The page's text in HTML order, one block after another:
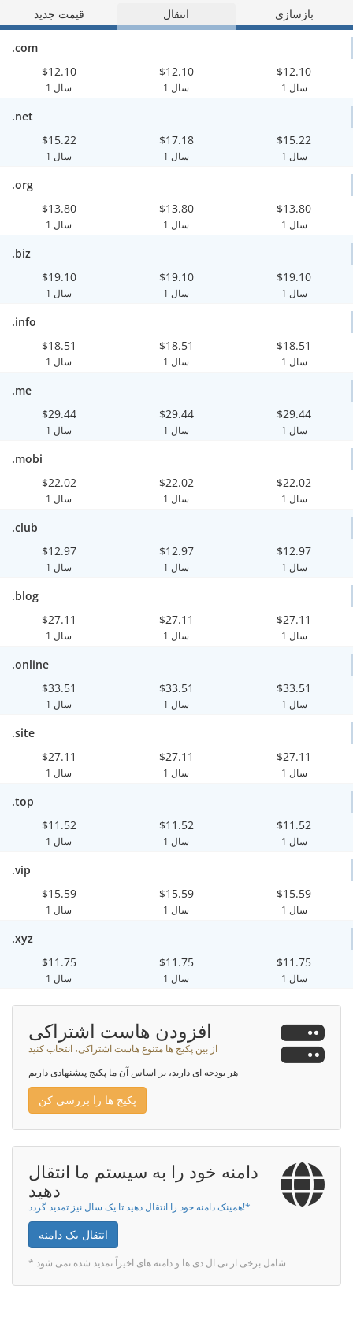
قیمت جدید
انتقال بازسازی
.com
$12.10
1 سال
$12.10
1 سال
$12.10
1 سال
.net
$15.22
1 سال
$17.18
1 سال
$15.22
1 سال
.org
$13.80
1 سال
$13.80
1 سال
$13.80
1 سال
.biz
$19.10
1 سال
$19.10
1 سال
$19.10
1 سال
.info
$18.51
1 سال
$18.51
1 سال
$18.51
1 سال
.me
$29.44
1 سال
$29.44
1 سال
$29.44
1 سال
.mobi
$22.02
1 سال
$22.02
1 سال
$22.02
1 سال
.club
$12.97
1 سال
$12.97
1 سال
$12.97
1 سال
.blog
$27.11
1 سال
$27.11
1 سال
$27.11
1 سال
.online
$33.51
1 سال
$33.51
1 سال
$33.51
1 سال
.site
$27.11
1 سال
$27.11
1 سال
$27.11
1 سال
.top
$11.52
1 سال
$11.52
1 سال
$11.52
1 سال
.vip
$15.59
1 سال
$15.59
1 سال
$15.59
1 سال
.xyz
$11.75
1 سال
$11.75
1 سال
$11.75
1 سال
افزودن هاست اشتراکی
از بین پکیج ها متنوع هاست اشتراکی، انتخاب کنید
هر بودجه ای دارید، بر اساس آن ما پکیج پیشنهادی داریم
پکیج ها را بررسی کن
دامنه خود را به سیستم ما انتقال
دهید
همینک دامنه خود را انتقال دهید تا یک سال نیز تمدید گردد!*
انتقال یک دامنه
* شامل برخی از تی ال دی ها و دامنه های اخیراً تمدید شده نمی شود